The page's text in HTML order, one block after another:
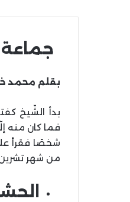
جماعة
بقلم محمد
بدأ الشّيخ
فما كان منه
شخصًا فقرأ
من شهر تشرين